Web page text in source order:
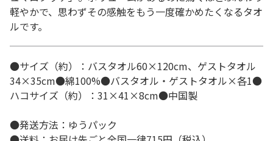
軽やかで、思わずその感触をもう一度確かめたくなるタオ
ルです。
●サイズ（約）：バスタオル60×120cm、ゲストタオル
34×35cm●綿100%●バスタオル・ゲストタオル×各1●
ハコサイズ（約）：31×41×8cm●中国製
●発送方法：ゆうパック